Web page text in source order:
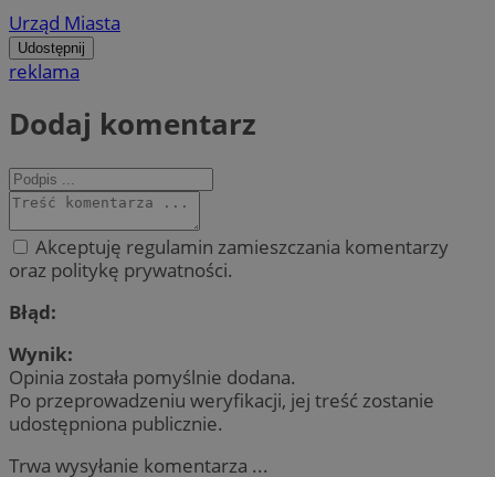
Urząd Miasta
Udostępnij
reklama
Dodaj komentarz
Akceptuję regulamin zamieszczania komentarzy
oraz politykę prywatności.
Błąd:
Wynik:
Opinia została pomyślnie dodana.
Po przeprowadzeniu weryfikacji, jej treść zostanie
udostępniona publicznie.
Trwa wysyłanie komentarza ...